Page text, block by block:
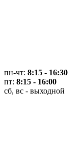
пн-чт: 8:15 - 16:30
пт: 8:15 - 16:00
сб, вс - выходной